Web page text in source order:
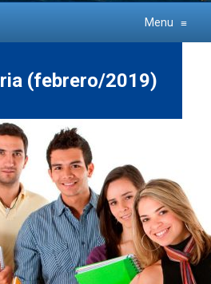
Menu ≡
(febrero/2019)